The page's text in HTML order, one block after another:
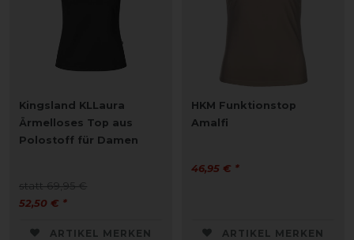
Kingsland KLLaura
Ärmelloses Top aus
Polostoff für Damen
statt 69,95 €
52,50 € *
ARTIKEL MERKEN
HKM Funktionstop
Amalfi
46,95 € *
ARTIKEL MERKEN